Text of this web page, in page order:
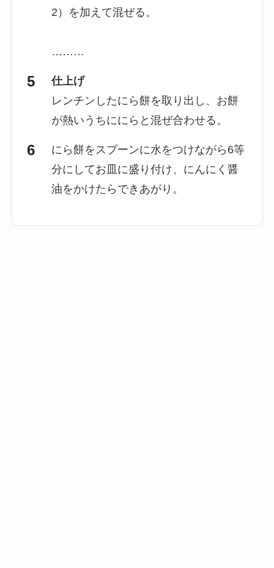
2）を加えて混ぜる。
………
仕上げ
レンチンしたにら餅を取り出し、お餅
が熱いうちににらと混ぜ合わせる。
にら餅をスプーンに水をつけながら6等
分にしてお皿に盛り付け、にんにく醤
油をかけたらできあがり。